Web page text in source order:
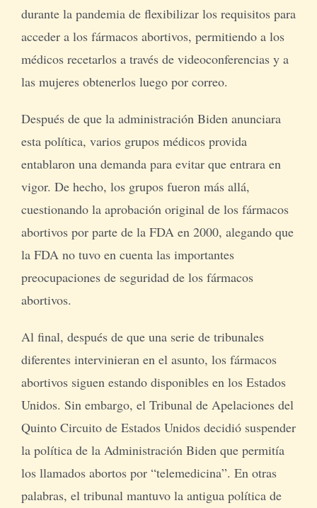
durante la pandemia de flexibilizar los requisitos para
acceder a los fármacos abortivos, permitiendo a los
médicos recetarlos a través de videoconferencias y a
las mujeres obtenerlos luego por correo.
Después de que la administración Biden anunciara
esta política, varios grupos médicos provida
entablaron una demanda para evitar que entrara en
vigor. De hecho, los grupos fueron más allá,
cuestionando la aprobación original de los fármacos
abortivos por parte de la FDA en 2000, alegando que
la FDA no tuvo en cuenta las importantes
preocupaciones de seguridad de los fármacos
abortivos.
Al final, después de que una serie de tribunales
diferentes intervinieran en el asunto, los fármacos
abortivos siguen estando disponibles en los Estados
Unidos. Sin embargo, el Tribunal de Apelaciones del
Quinto Circuito de Estados Unidos decidió suspender
la política de la Administración Biden que permitía
los llamados abortos por “telemedicina”. En otras
palabras, el tribunal mantuvo la antigua política de